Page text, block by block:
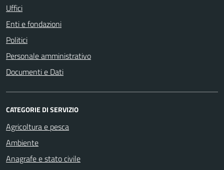
Uffici
Enti e fondazioni
Politici
Personale amministrativo
Documenti e Dati
CATEGORIE DI SERVIZIO
Agricoltura e pesca
Ambiente
Anagrafe e stato civile